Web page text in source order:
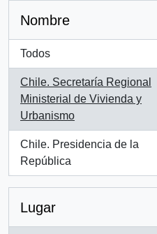
Nombre
Todos
Chile. Secretaría Regional
Ministerial de Vivienda y
Urbanismo
, 105 resultados
Chile. Presidencia de la
República
, 58 resultados
Lugar